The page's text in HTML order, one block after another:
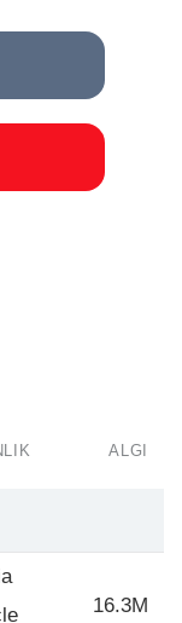
ALGI
16.3M